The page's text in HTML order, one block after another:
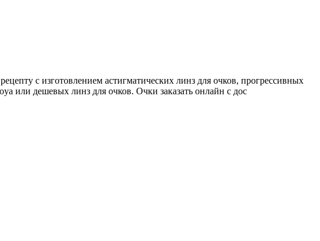
с изготовлением астигматических линз для очков, прогрессивных
или дешевых линз для очков. Очки заказать онлайн с дос